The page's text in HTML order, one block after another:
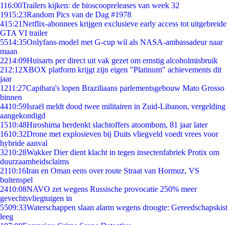
116:00Trailers kijken: de bioscoopreleases van week 32
1915:23Random Pics van de Dag #1978
415:21Netflix-abonnees krijgen exclusieve early access tot uitgebreide
GTA VI trailer
5514:35Onlyfans-model met G-cup wil als NASA-ambassadeur naar
maan
2214:09Huisarts per direct uit vak gezet om ernstig alcoholmisbruik
212:12XBOX platform krijgt zijn eigen "Platinum" achievements dit
jaar
1211:27Capibara's lopen Braziliaans parlementsgebouw Mato Grosso
binnen
4410:59Israël meldt dood twee militairen in Zuid-Libanon, vergelding
aangekondigd
1510:48Hiroshima herdenkt slachtoffers atoombom, 81 jaar later
1610:32Drone met explosieven bij Duits vliegveld voedt vrees voor
hybride aanval
3210:28Wakker Dier dient klacht in tegen insectenfabriek Protix om
duurzaamheidsclaims
2110:16Iran en Oman eens over route Straat van Hormuz, VS
buitenspel
2410:08NAVO zet wegens Russische provocatie 250% meer
gevechtsvliegtuigen in
5509:33Waterschappen slaan alarm wegens droogte: Gereedschapskist
leeg